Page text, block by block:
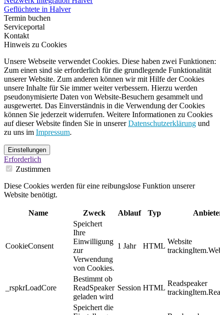
Geflüchtete in Halver
Termin buchen
Serviceportal
Kontakt
Hinweis zu Cookies
Unsere Webseite verwendet Cookies. Diese haben zwei Funktionen:
Zum einen sind sie erforderlich für die grundlegende Funktionalität
unserer Website. Zum anderen können wir mit Hilfe der Cookies
unsere Inhalte für Sie immer weiter verbessern. Hierzu werden
pseudonymisierte Daten von Website-Besuchern gesammelt und
ausgewertet. Das Einverständnis in die Verwendung der Cookies
können Sie jederzeit widerrufen. Weitere Informationen zu Cookies
auf dieser Website finden Sie in unsererDatenschutzerklärung und
zu uns im Impressum.
Einstellungen
Erforderlich
Zustimmen
Diese Cookies werden für eine reibungslose Funktion unserer
Website benötigt.
Name Zweck Ablauf Typ
CookieConsent
Speichert
Ihre
Einwilligung
zur
Verwendung
von Cookies.
1 Jahr HTML
Website
_rspkrLoadCore
Bestimmt ob
ReadSpeaker
geladen wird
Session HTML
Readspeaker
Speichert die